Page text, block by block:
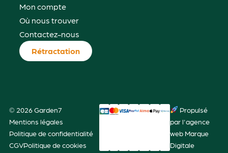
Mon compte
Où nous trouver
Contactez-nous
Rétractation
© 2026 Garden7
Mentions légales
Politique de confidentialité
CGVPolitique de cookies
Propulsé
par l'agence
web Marque
Digitale